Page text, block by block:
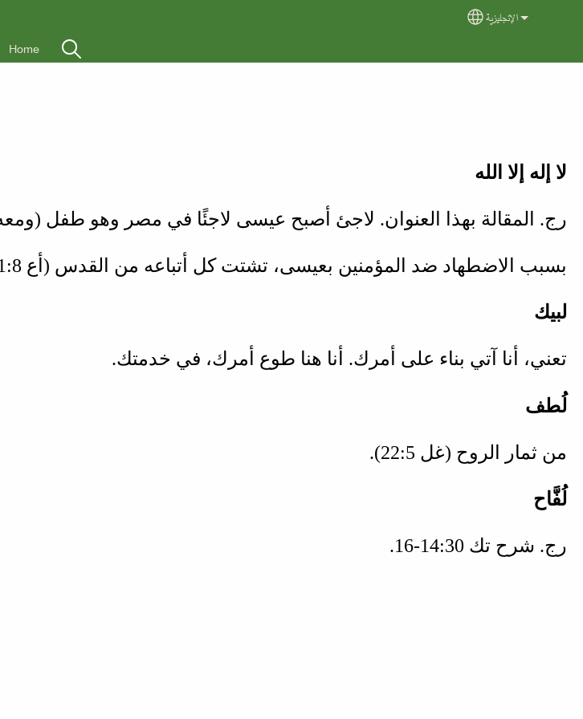
Select your
الإنجليزية
Home
لا إله إلا الله
رج. المقالة بهذا العنوان. لاجئ أصبح عيسى لاجئًا في مصر وهو طفل
بسبب الاضطهاد ضد المؤمنين بعيسى، تشتت كل أتباعه من القدس ( أع 8‏:1
لبيك
تعني، أنا آتي بناء على أمرك. أنا هنا طوع أمرك، في خدمتك.
لُطف
من ثمار الروح (غل 5‏:22 ).
لُفَّاح
رج. شرح تك 30‏:14‏-16 .